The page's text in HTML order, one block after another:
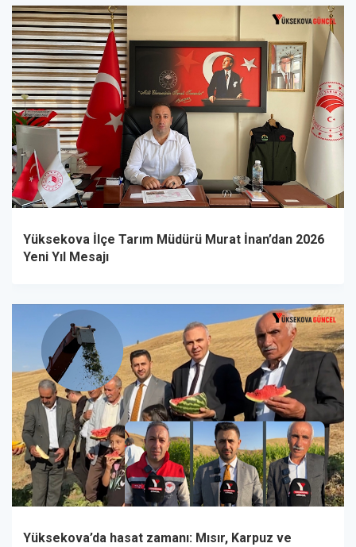
Yüksekova İlçe Tarım Müdürü Murat İnan’dan 2026
Yeni Yıl Mesajı
Yüksekova’da hasat zamanı: Mısır, Karpuz ve